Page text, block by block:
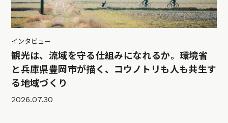
インタビュー
観光は、流域を守る仕組みになれるか。環境省
と兵庫県豊岡市が描く、コウノトリも人も共生す
る地域づくり
2026.07.30